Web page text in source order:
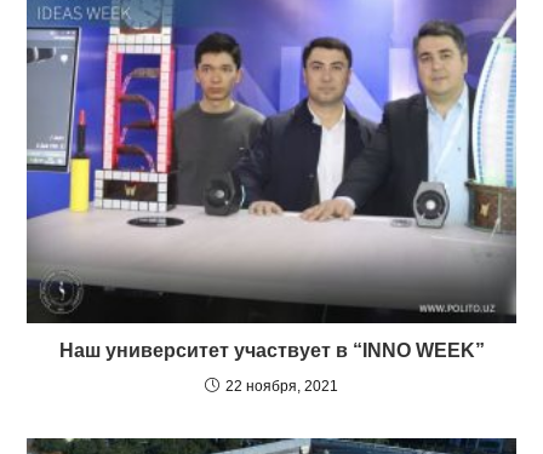
Наш университет участвует в “INNO WEEK”
22 ноября, 2021